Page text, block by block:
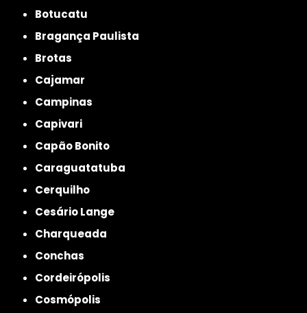
Botucatu
Bragança Paulista
Brotas
Cajamar
Campinas
Capivari
Capão Bonito
Caraguatatuba
Cerquilho
Cesário Lange
Charqueada
Conchas
Cordeirópolis
Cosmópolis